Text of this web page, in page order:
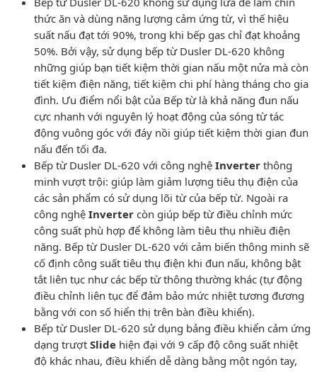
thức ăn và dùng năng lượng cảm ứng từ, vì thế hiệu
suất nấu đạt tới 90%, trong khi bếp gas chỉ đạt khoảng
50%. Bởi vậy, sử dụng bếp từ Dusler DL-620 không
những giúp bạn tiết kiệm thời gian nấu một nửa mà còn
tiết kiệm điện năng, tiết kiệm chi phí hàng tháng cho gia
đình. Ưu điểm nổi bật của Bếp từ là khả năng đun nấu
cực nhanh với nguyên lý hoạt động của sóng từ tác
động vuông góc với đáy nồi giúp tiết kiệm thời gian đun
nấu đến tối đa.
Bếp từ Dusler DL-620 với công nghệ Inverter thông
minh vượt trội: giúp làm giảm lượng tiêu thụ điện của
các sản phẩm có sử dụng lõi từ của bếp từ. Ngoài ra
công nghệ Inverter còn giúp bếp từ điều chỉnh mức
công suất phù hợp để không làm tiêu thụ nhiều điện
năng. Bếp từ Dusler DL-620 với cảm biến thông minh sẽ
cố định công suất tiêu thụ điện khi đun nấu, không bật
tắt liên tục như các bếp từ thông thường khác (tự động
điều chỉnh liên tục để đảm bảo mức nhiệt tương đương
bằng với con số hiển thị trên bàn điều khiển).
Bếp từ Dusler DL-620 sử dụng bảng điều khiển cảm ứng
dạng trượt Slide hiện đại với 9 cấp độ công suất nhiệt
độ khác nhau, điều khiển dễ dàng bằng một ngón tay,